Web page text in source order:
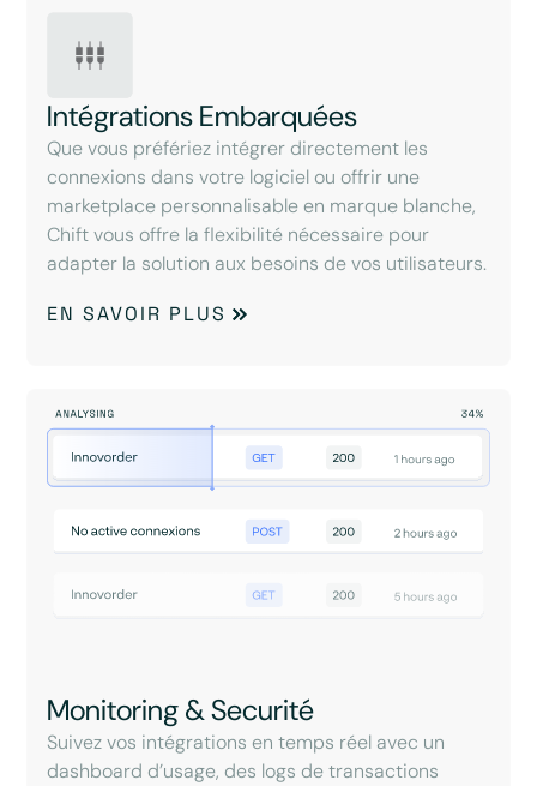
Intégrations Embarquées
Que vous préfériez intégrer directement les
connexions dans votre logiciel ou offrir une
marketplace personnalisable en marque blanche,
Chift vous offre la flexibilité nécessaire pour
adapter la solution aux besoins de vos utilisateurs.
EN SAVOIR PLUS
Monitoring & Securité
Suivez vos intégrations en temps réel avec un
dashboard d’usage, des logs de transactions